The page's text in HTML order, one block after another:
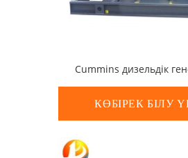
Cummins дизельдік
КӨБІРЕК БІЛУ